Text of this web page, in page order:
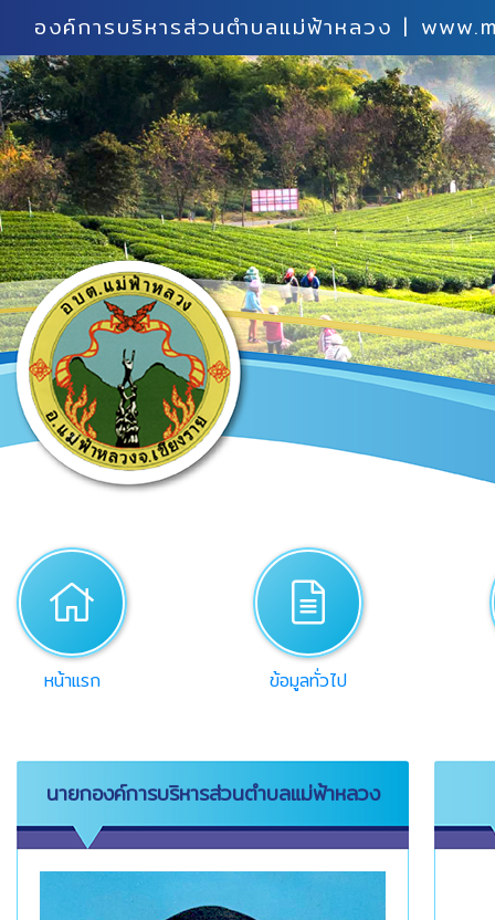
องค์การบริหารส่วนตำบลแม่ฟ้าหลวง |
home
หน้าแรก
desc
ข้อมูลทั่วไป
นายกองค์การบริหารส่วนตำบลแม่ฟ้าหลวง